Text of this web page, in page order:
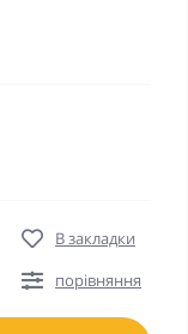
В закладки
порівняння